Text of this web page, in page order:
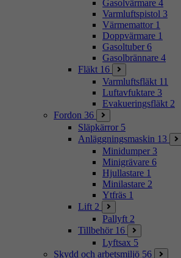
Gasolvärmare 4
Varmluftspistol 3
Värmemattor 1
Doppvärmare 1
Gasoltuber 6
Gasolbrännare 4
Fläkt 16
Varmluftsfläkt 11
Luftavfuktare 3
Evakueringsfläkt 2
Fordon 36
Släpkärror 5
Anläggningsmaskin 13
Minidumper 3
Minigrävare 6
Hjullastare 1
Minilastare 2
Ytfräs 1
Lift 2
Pallyft 2
Tillbehör 16
Lyftsax 5
Skydd och arbetsmiljö 56